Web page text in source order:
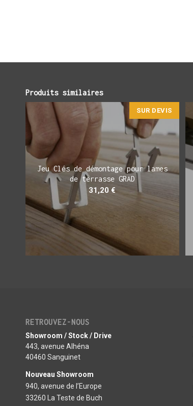
Produits similaires
SUR DEVIS
Jeu Clés de démontage pour lames
de terrasse GRAD
31,20 €
RETROUVEZ-NOUS
Showroom / Stock / Drive
443, avenue Alhéna
40460 Sanguinet
Nouveau Showroom
940, avenue de l’Europe
33260 La Teste de Buch